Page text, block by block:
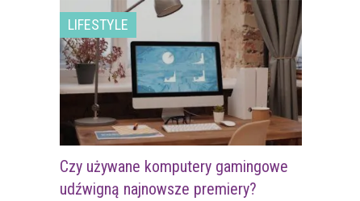
LIFESTYLE
Czy używane komputery gamingowe
udźwigną najnowsze premiery?